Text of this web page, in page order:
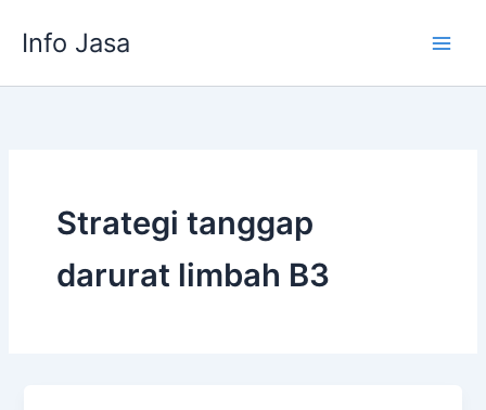
Info Jasa
Strategi tanggap
darurat limbah B3